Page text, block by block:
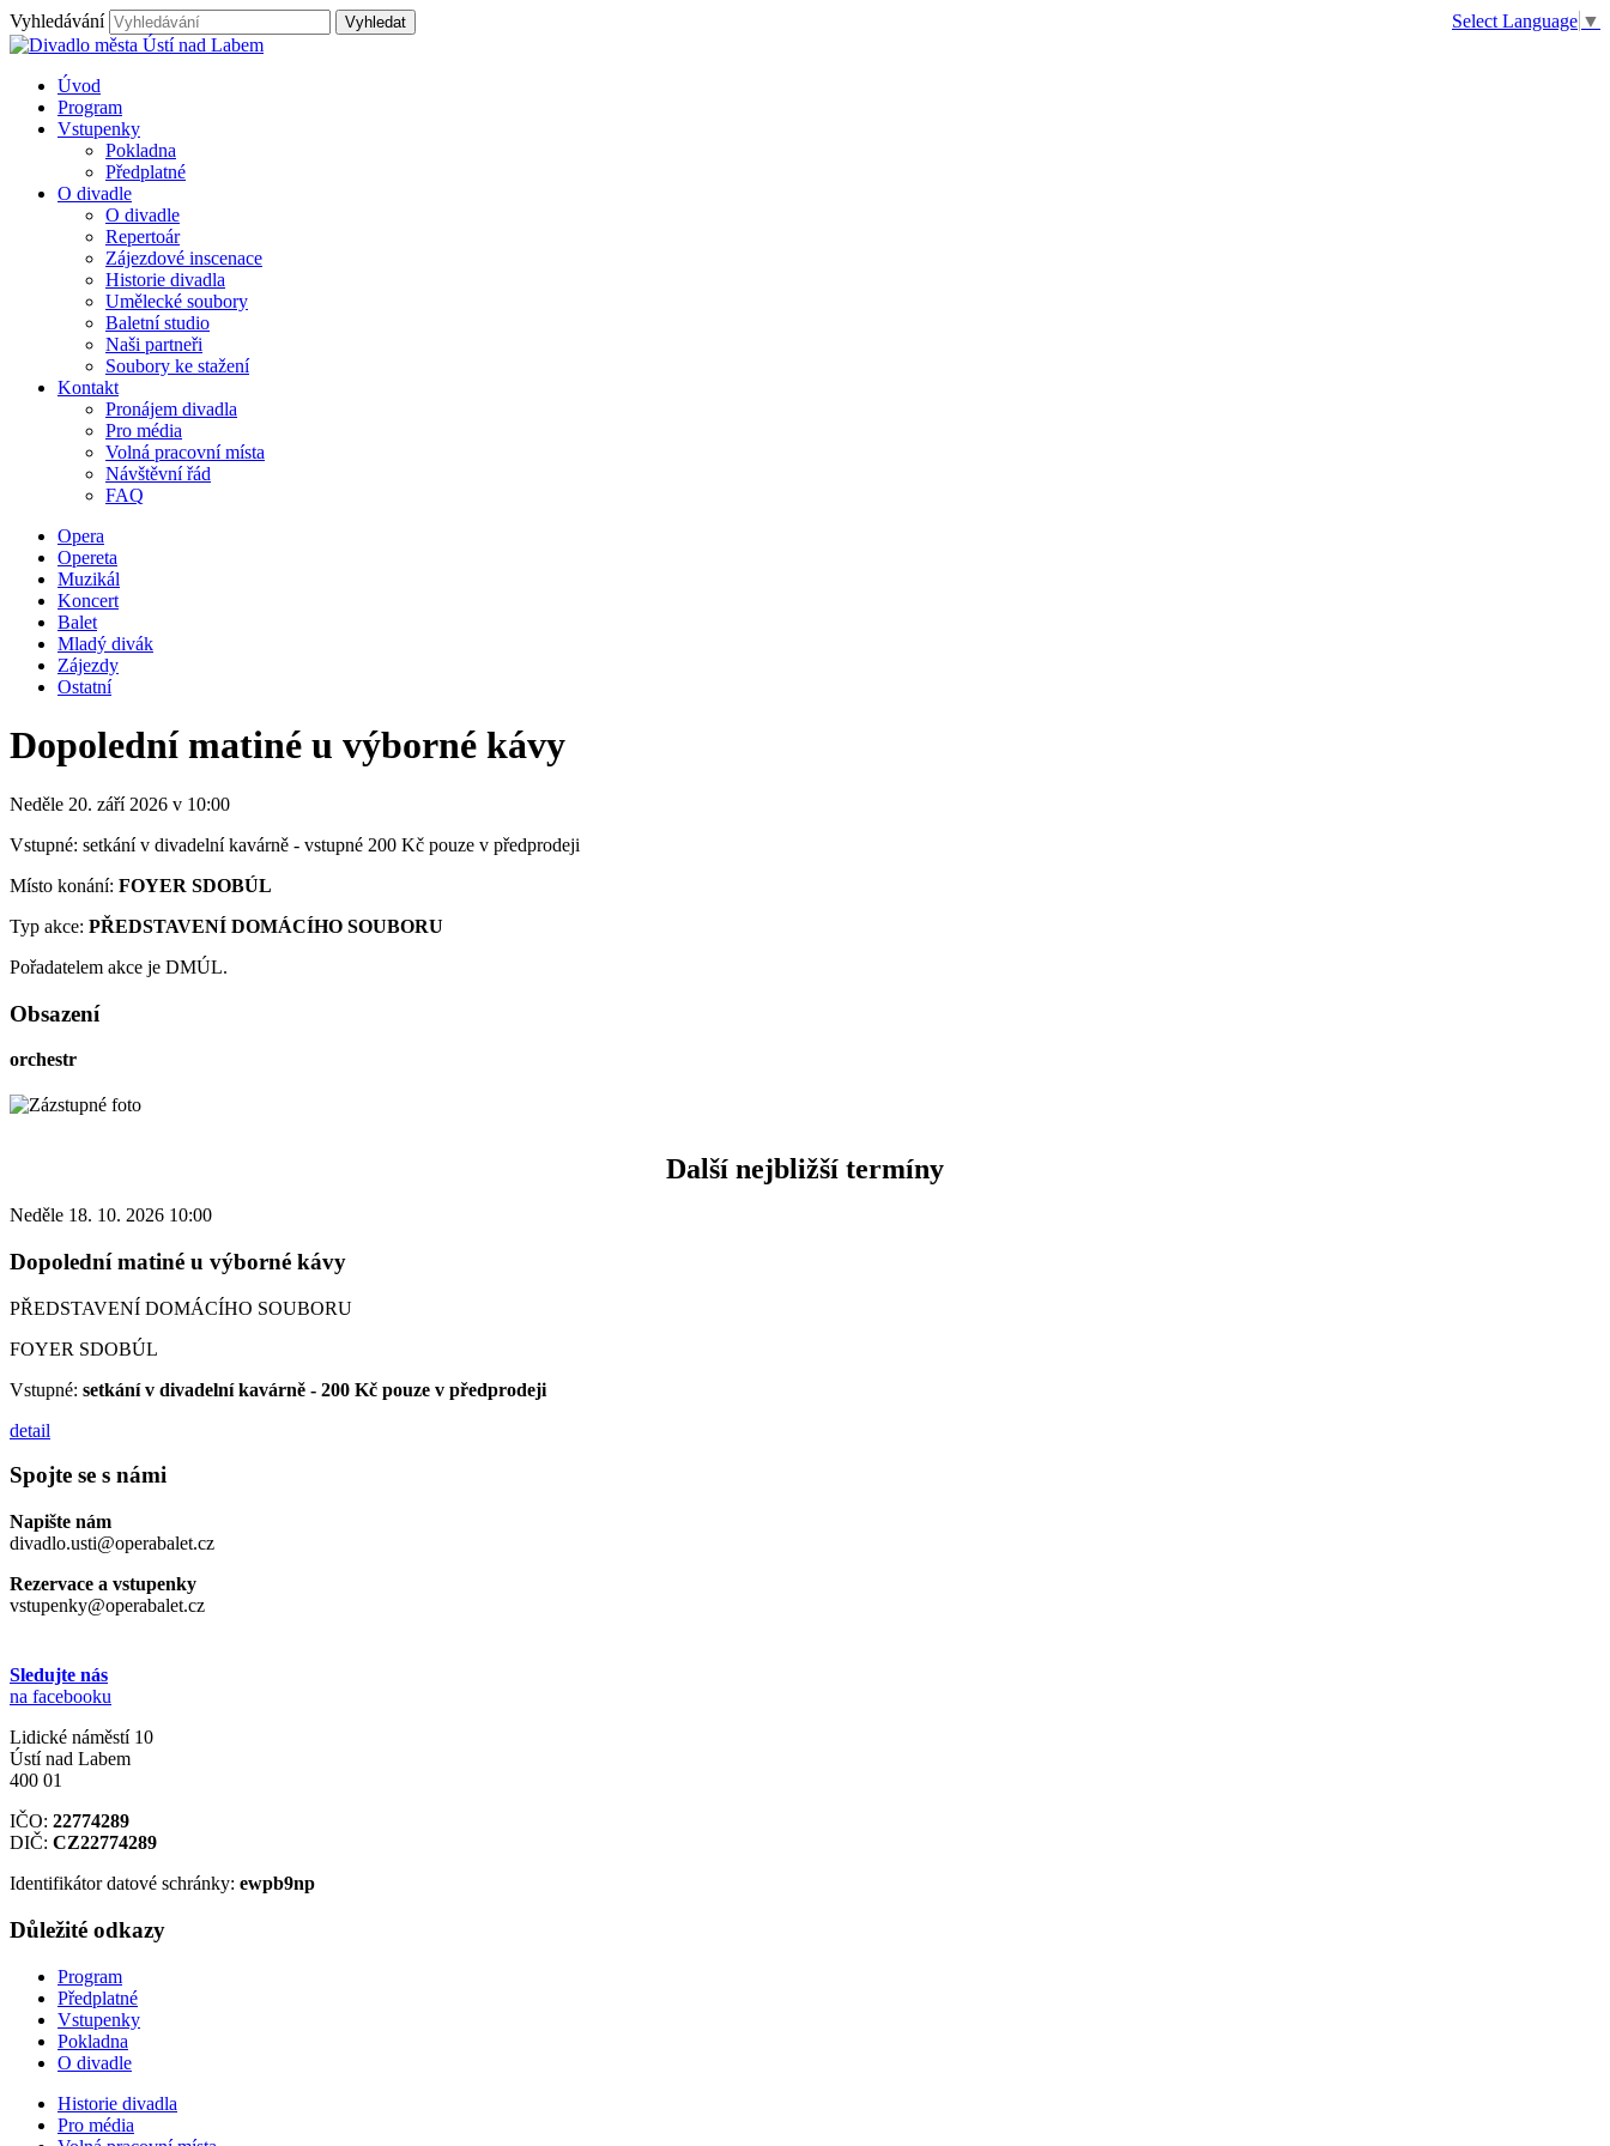
Vyhledávání
Úvod
Program
Vstupenky
Pokladna
Předplatné
O divadle
O divadle
Repertoár
Zájezdové inscenace
Historie divadla
Umělecké soubory
Baletní studio
Naši partneři
Soubory ke stažení
Kontakt
Pronájem divadla
Pro média
Volná pracovní místa
Návštěvní řád
FAQ
Select Language ▼
Opera
Opereta
Muzikál
Koncert
Balet
Mladý divák
Zájezdy
Ostatní
Dopolední matiné u výborné kávy
Neděle 20. září 2026 v 10:00
Vstupné: setkání v divadelní kavárně - vstupné 200 Kč pouze v předprodeji
Místo konání: FOYER SDOBÚL
Typ akce: PŘEDSTAVENÍ DOMÁCÍHO SOUBORU
Pořadatelem akce je DMÚL.
Obsazení
orchestr
Další nejbližší termíny
Neděle 18. 10. 2026 10:00
Dopolední matiné u výborné kávy
PŘEDSTAVENÍ DOMÁCÍHO SOUBORU
FOYER SDOBÚL
Vstupné: setkání v divadelní kavárně - 200 Kč pouze v předprodeji
detail
Spojte se s námi
Napište nám
divadlo.usti@operabalet.cz
Rezervace a vstupenky
vstupenky@operabalet.cz
Sledujte nás
na facebooku
Lidické náměstí 10
Ústí nad Labem
400 01
IČO: 22774289
DIČ: CZ22774289
Identifikátor datové schránky: ewpb9np
Důležité odkazy
Program
Předplatné
Vstupenky
Pokladna
O divadle
Historie divadla
Pro média